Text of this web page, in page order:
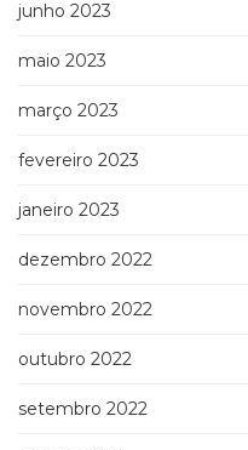
junho 2023
maio 2023
março 2023
fevereiro 2023
janeiro 2023
dezembro 2022
novembro 2022
outubro 2022
setembro 2022